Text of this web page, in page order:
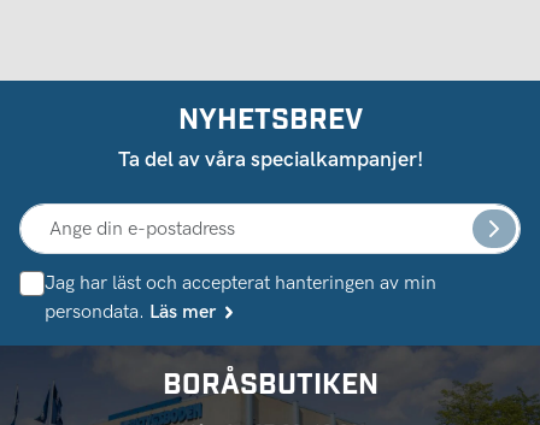
NYHETSBREV
Ta del av våra specialkampanjer!
Jag har läst och accepterat hanteringen av min
persondata. Läs mer
BORÅSBUTIKEN